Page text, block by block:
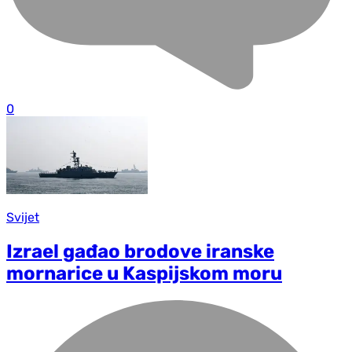
0
Svijet
Izrael gađao brodove iranske
mornarice u Kaspijskom moru